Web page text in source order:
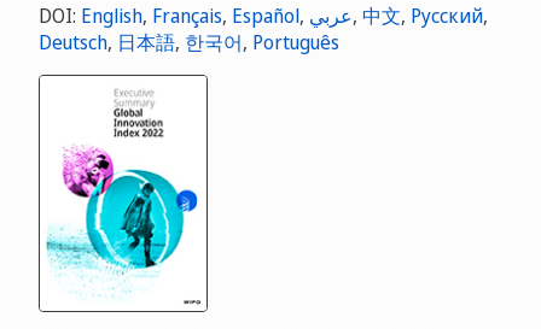
DOI: English, Français, Español, عربي, 中文, Русский,
Deutsch, 日本語, 한국어, Português